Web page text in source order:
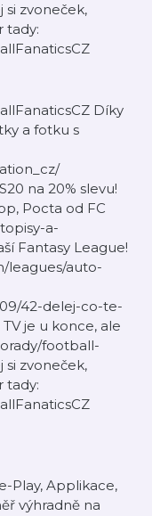
si zvoneček,
tady:
Díky
a fotku s
na 20% slevu!
Pocta od FC
a-
Fantasy League!
leagues/auto-
42-delej-co-te-
je u konce, ale
football-
si zvoneček,
tady:
Play, Applikace,
výhradně na